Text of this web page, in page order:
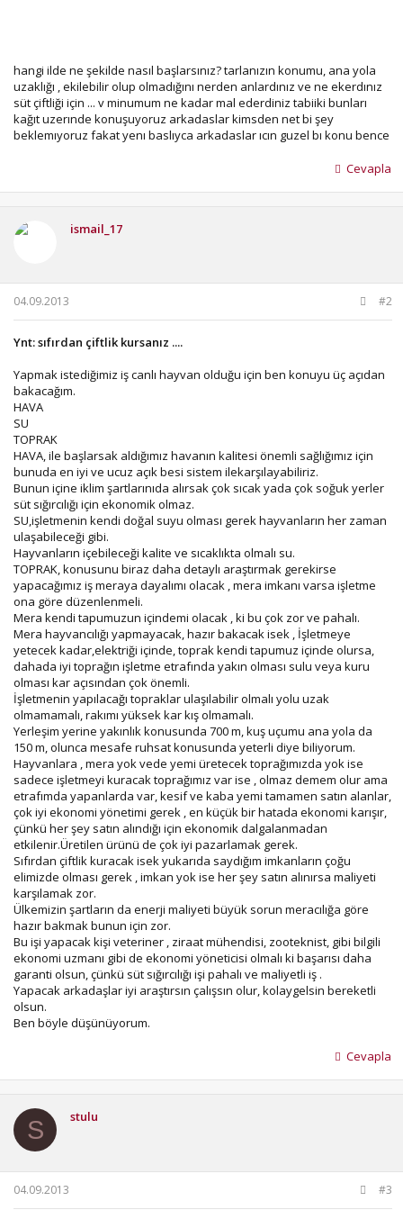
hangi ilde ne şekilde nasıl başlarsınız? tarlanızın konumu, ana yola
uzaklığı , ekilebilir olup olmadığını nerden anlardınız ve ne ekerdınız
süt çiftliği için ... v minumum ne kadar mal ederdiniz tabiiki bunları
kağıt uzerınde konuşuyoruz arkadaslar kimsden net bi şey
beklemıyoruz fakat yenı baslıyca arkadaslar ıcın guzel bı konu bence
Cevapla
ismail_17
04.09.2013 #2
Ynt: sıfırdan çiftlik kursanız ....
Yapmak istediğimiz iş canlı hayvan olduğu için ben konuyu üç açıdan
bakacağım.
HAVA
SU
TOPRAK
HAVA, ile başlarsak aldığımız havanın kalitesi önemli sağlığımız için
bunuda en iyi ve ucuz açık besi sistem ilekarşılayabiliriz.
Bunun içine iklim şartlarınıda alırsak çok sıcak yada çok soğuk yerler
süt sığırcılığı için ekonomik olmaz.
SU,işletmenin kendi doğal suyu olması gerek hayvanların her zaman
ulaşabileceği gibi.
Hayvanların içebileceği kalite ve sıcaklıkta olmalı su.
TOPRAK, konusunu biraz daha detaylı araştırmak gerekirse
yapacağımız iş meraya dayalımı olacak , mera imkanı varsa işletme
ona göre düzenlenmeli.
Mera kendi tapumuzun içindemi olacak , ki bu çok zor ve pahalı.
Mera hayvancılığı yapmayacak, hazır bakacak isek , İşletmeye
yetecek kadar,elektriği içinde, toprak kendi tapumuz içinde olursa,
dahada iyi toprağın işletme etrafında yakın olması sulu veya kuru
olması kar açısından çok önemli.
İşletmenin yapılacağı topraklar ulaşılabilir olmalı yolu uzak
olmamamalı, rakımı yüksek kar kış olmamalı.
Yerleşim yerine yakınlık konusunda 700 m, kuş uçumu ana yola da
150 m, olunca mesafe ruhsat konusunda yeterli diye biliyorum.
Hayvanlara , mera yok vede yemi üretecek toprağımızda yok ise
sadece işletmeyi kuracak toprağımız var ise , olmaz demem olur ama
etrafımda yapanlarda var, kesif ve kaba yemi tamamen satın alanlar,
çok iyi ekonomi yönetimi gerek , en küçük bir hatada ekonomi karışır,
çünkü her şey satın alındığı için ekonomik dalgalanmadan
etkilenir.Üretilen ürünü de çok iyi pazarlamak gerek.
Sıfırdan çiftlik kuracak isek yukarıda saydığım imkanların çoğu
elimizde olması gerek , imkan yok ise her şey satın alınırsa maliyeti
karşılamak zor.
Ülkemizin şartların da enerji maliyeti büyük sorun meracılığa göre
hazır bakmak bunun için zor.
Bu işi yapacak kişi veteriner , ziraat mühendisi, zooteknist, gibi bilgili
ekonomi uzmanı gibi de ekonomi yöneticisi olmalı ki başarısı daha
garanti olsun, çünkü süt sığırcılığı işi pahalı ve maliyetli iş .
Yapacak arkadaşlar iyi araştırsın çalışsın olur, kolaygelsin bereketli
olsun.
Ben böyle düşünüyorum.
Cevapla
S stulu
04.09.2013 #3